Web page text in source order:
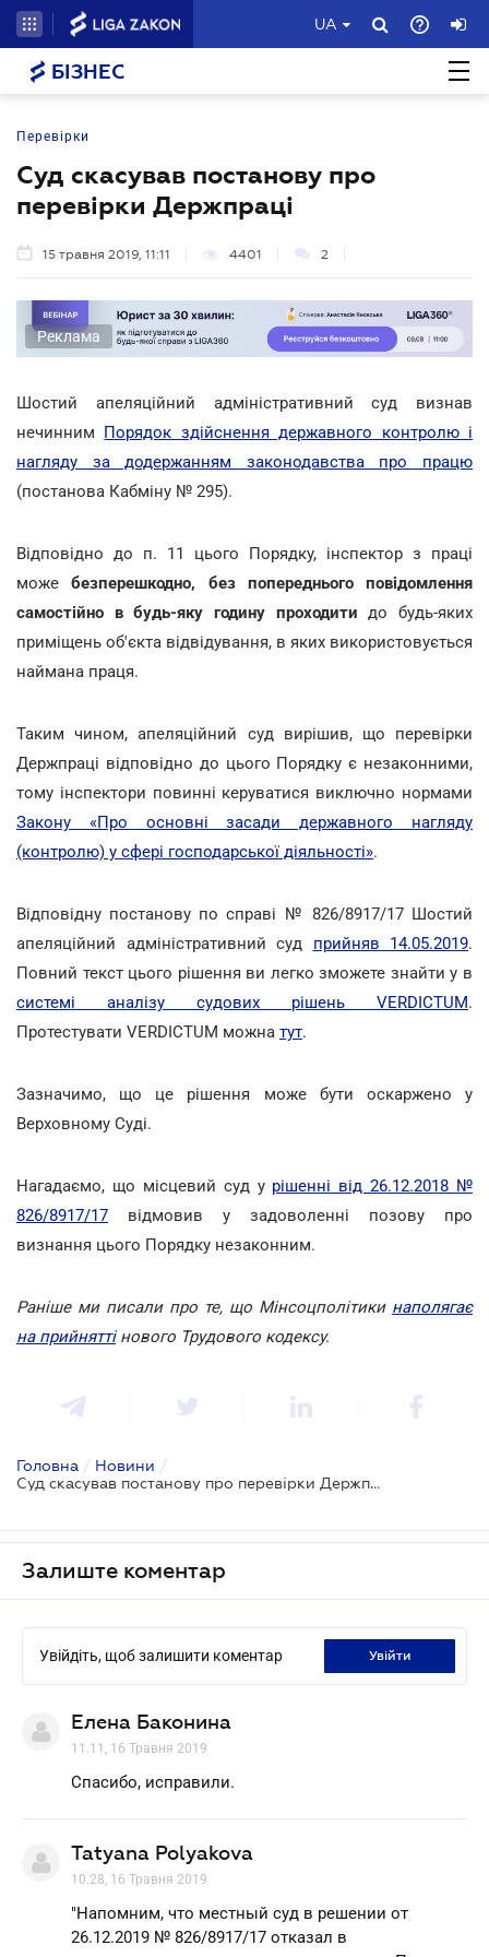
UA
БІЗНЕС
Перевірки
Суд скасував постанову про
перевірки Держпраці
15 травня 2019, 11:11 4401 2
Реклама
Шостий апеляційний адміністративний суд визнав
нечинним Порядок здійснення державного контролю і
нагляду за додержанням законодавства про працю
(постанова Кабміну № 295).
Відповідно до п. 11 цього Порядку, інспектор з праці
можебезперешкодно, без попереднього повідомлення
самостійно в будь-яку годину проходити до будь-яких
приміщень об'єкта відвідування, в яких використовується
наймана праця.
Таким чином, апеляційний суд вирішив, що перевірки
Держпраці відповідно до цього Порядку є незаконними,
тому інспектори повинні керуватися виключно нормами
Закону «Про основні засади державного нагляду
(контролю) у сфері господарської діяльності».
Відповідну постанову по справі № 826/8917/17 Шостий
апеляційний адміністративний суд прийняв 14.05.2019.
Повний текст цього рішення ви легко зможете знайти у в
системі аналізу судових рішень VERDICTUM.
Протестувати VERDICTUM можна тут.
Зазначимо, що це рішення може бути оскаржено у
Верховному Суді.
Нагадаємо, що місцевий суд у рішенні від 26.12.2018 №
826/8917/17 відмовив у задоволенні позову про
визнання цього Порядку незаконним.
Раніше ми писали про те, що Мінсоцполітики наполягає
на прийняттінового Трудового кодексу.
Головна / Новини /
Суд скасував постанову про перевірки Держпраці
Залиште коментар
Увійдіть, щоб залишити коментар увійти
Елена Баконина
11.11, 16 Травня 2019
Спасибо, исправили.
Tatyana Polyakova
10.28, 16 Травня 2019
"Напомним, что местный суд в решении от
26.12.2019 № 826/8917/17 отказал в